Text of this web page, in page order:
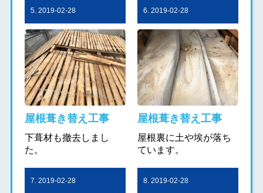
5. 2019-02-28
屋根葺き替え工事
下葺材も撤去しまし
た。
6. 2019-02-28
屋根葺き替え工事
屋根裏に土や埃が落ち
ています。
7. 2019-02-28 8. 2019-02-28